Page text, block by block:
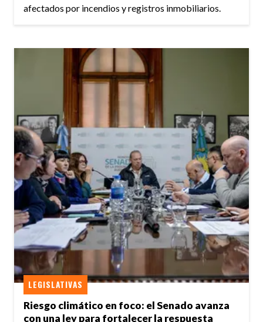
afectados por incendios y registros inmobiliarios.
Riesgo climático en foco: el Senado avanza
con una ley para fortalecer la respuesta
LEGISLATIVAS